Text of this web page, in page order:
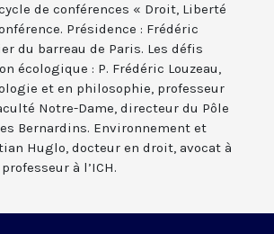
de conférences « Droit, Liberté
Présidence : Frédéric
du barreau de Paris. Les défis
écologique : P. Frédéric Louzeau,
et en philosophie, professeur
Notre-Dame, directeur du Pôle
Bernardins. Environnement et
Huglo, docteur en droit, avocat à
à l’ICH.